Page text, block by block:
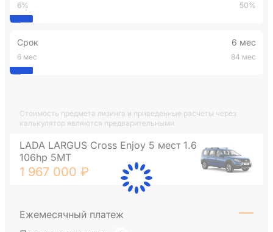
6% 50%
Срок 6 мес
6 мес 84 мес
Стоимость предмета лизинга и приведенные расчеты через
калькулятор являются предварительными
LADA LARGUS Cross Enjoy 5 мест 1.6
106hp 5MT
1 967 000 ₽
Ежемесячный платеж —